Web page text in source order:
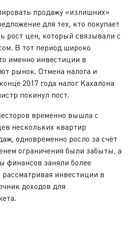
продажу «излишних»
для тех, кто покупает
рост цен, который связывали с
В тот период широко
именно инвестиции в
рынок. Отмена налога и
2017 года налог Кахалона
покинул пост.
временно вышла с
нескольких квартир
одновременно росло за счёт
ограничения были забыты, а
финансов заняли более
инвестиции в
доходов для